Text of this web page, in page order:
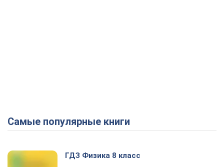
Самые популярные книги
ГДЗ Физика 8 класс